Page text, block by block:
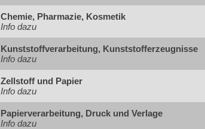
Chemie, Pharmazie, Kosmetik
Info dazu
Kunststoffverarbeitung, Kunststofferzeugnisse
Info dazu
Zellstoff und Papier
Info dazu
Papierverarbeitung, Druck und Verlage
Info dazu